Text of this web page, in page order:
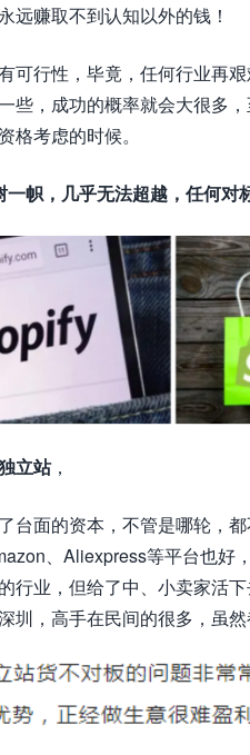
远赚取不到认知以外的钱！
可行性，毕竟，任何行业再
些，成功的概率就会大很多
格考虑的时候。
帜，几乎无法超越，任何
立站，
台面的资本，不管是哪轮，
、Aliexpress等平台也
行业，但给了中、小卖家活
圳，高手在民间的很多，虽